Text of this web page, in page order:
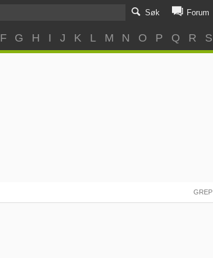
Søk Forum
F G H I J K L M N O P Q R S
GREP